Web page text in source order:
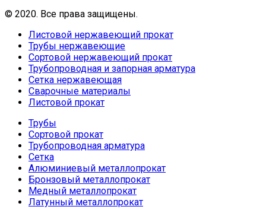
© 2020. Все права защищены.
Листовой нержавеющий прокат
Трубы нержавеющие
Сортовой нержавеющий прокат
Трубопроводная и запорная арматура
Сетка нержавеющая
Сварочные материалы
Листовой прокат
Трубы
Сортовой прокат
Трубопроводная арматура
Сетка
Алюминиевый металлопрокат
Бронзовый металлопрокат
Медный металлопрокат
Латунный металлопрокат